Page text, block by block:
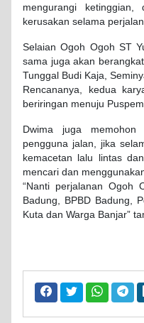
mengurangi
kerusakan selama
Selaian Ogoh Ogoh ST
sama juga akan
Tunggal Budi Kaja,
Rencananya, kedua
beriringan menuju
Dwima juga memohon
pengguna jalan, jika
kemacetan lalu lintas
mencari dan
“Nanti perjalanan Ogoh
Badung, BPBD Badung,
Kuta dan Warga Banjar”